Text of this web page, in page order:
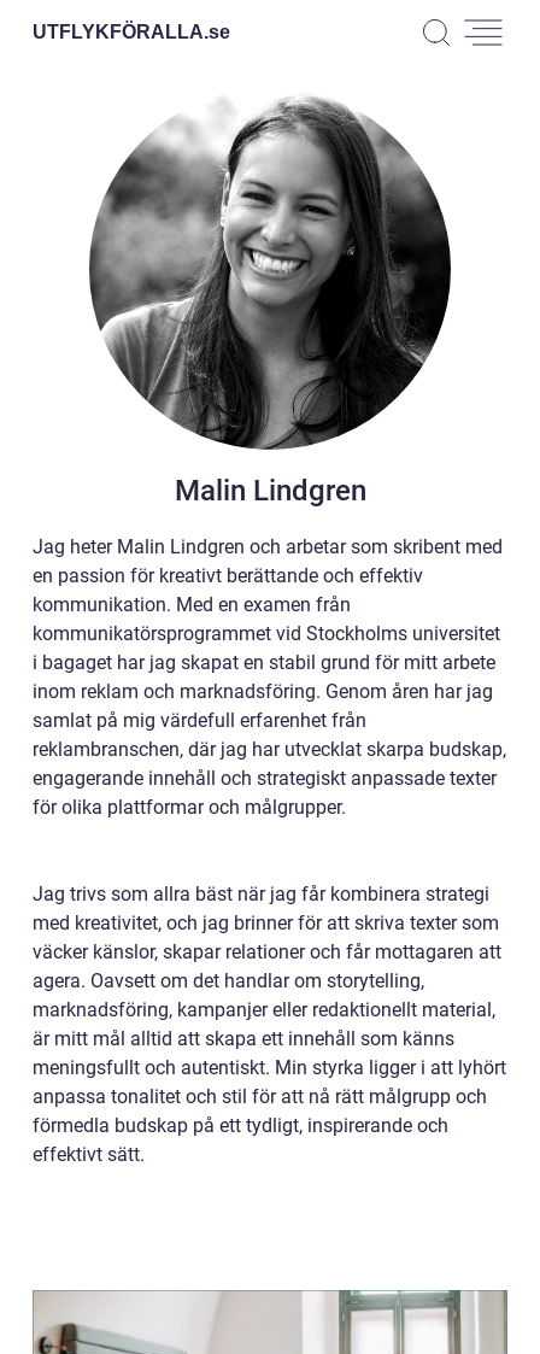
UTFLYKFÖRALLA.se
Malin Lindgren
Jag heter Malin Lindgren och arbetar som skribent med
en passion för kreativt berättande och effektiv
kommunikation. Med en examen från
kommunikatörsprogrammet vid Stockholms universitet
i bagaget har jag skapat en stabil grund för mitt arbete
inom reklam och marknadsföring. Genom åren har jag
samlat på mig värdefull erfarenhet från
reklambranschen, där jag har utvecklat skarpa budskap,
engagerande innehåll och strategiskt anpassade texter
för olika plattformar och målgrupper.
Jag trivs som allra bäst när jag får kombinera strategi
med kreativitet, och jag brinner för att skriva texter som
väcker känslor, skapar relationer och får mottagaren att
agera. Oavsett om det handlar om storytelling,
marknadsföring, kampanjer eller redaktionellt material,
är mitt mål alltid att skapa ett innehåll som känns
meningsfullt och autentiskt. Min styrka ligger i att lyhört
anpassa tonalitet och stil för att nå rätt målgrupp och
förmedla budskap på ett tydligt, inspirerande och
effektivt sätt.